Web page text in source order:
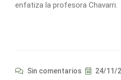
enfatiza la profesora Chavarri.
Sin comentarios 24/11/